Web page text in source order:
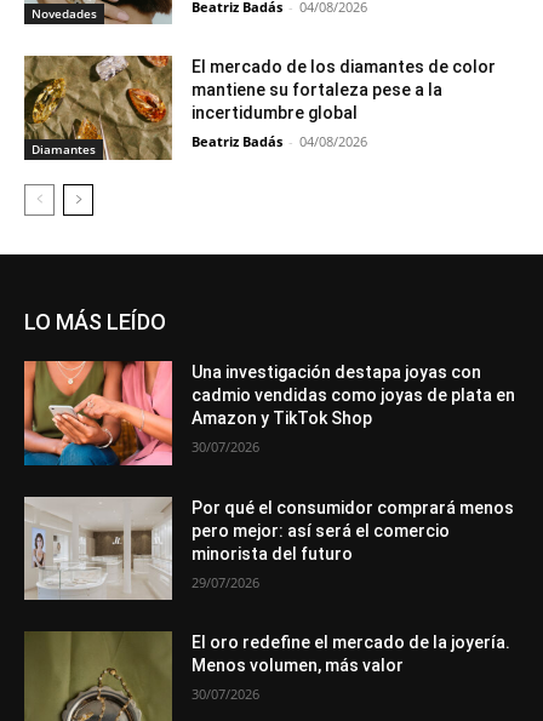
Novedades Beatriz Badás - 04/08/2026
Diamantes
El mercado de los diamantes de color
mantiene su fortaleza pese a la
incertidumbre global
Beatriz Badás - 04/08/2026
LO MÁS LEÍDO
Una investigación destapa joyas con
cadmio vendidas como joyas de plata en
Amazon y TikTok Shop
30/07/2026
Por qué el consumidor comprará menos
pero mejor: así será el comercio
minorista del futuro
29/07/2026
El oro redefine el mercado de la joyería.
Menos volumen, más valor
30/07/2026